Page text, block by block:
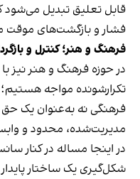
قابل تعلیق تبدیل می‌شود
فشار و بازگشت‌های موقت
فرهنگ و هنر؛ کنترل و
در حوزه فرهنگ و هنر نیز
تکرارشونده مواجه هستیم؛
فرهنگی نه به‌عنوان یک حق
مدیریت‌شده، محدود و
در اینجا مساله در کنار
شکل‌گیری یک ساختار